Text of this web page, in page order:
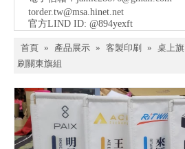
torder.tw@msa.hinet.net
官方LIND ID: @894yexft
首頁 » 產品展示 » 客製印刷 » 桌上旗
刷關東旗組